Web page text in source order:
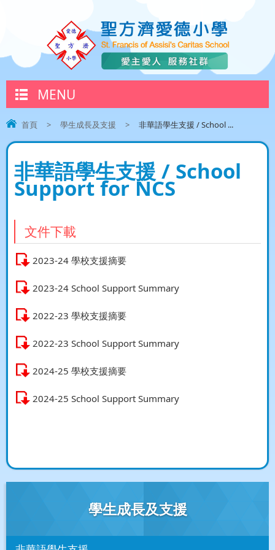
MENU
首頁 > 學生成長及支援 > 非華語學生支援 / School ...
非華語學生支援 / School
Support for NCS
文件下載
2023-24 學校支援摘要
2023-24 School Support Summary
2022-23 學校支援摘要
2022-23 School Support Summary
2024-25 學校支援摘要
2024-25 School Support Summary
學生成長及支援